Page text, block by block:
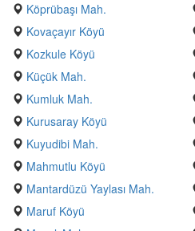
Köprübaşı Mah.
Kovaçayır Köyü
Kozkule Köyü
Küçük Mah.
Kumluk Mah.
Kurusaray Köyü
Kuyudibi Mah.
Mahmutlu Köyü
Mantardüzü Yaylası Mah.
Maruf Köyü